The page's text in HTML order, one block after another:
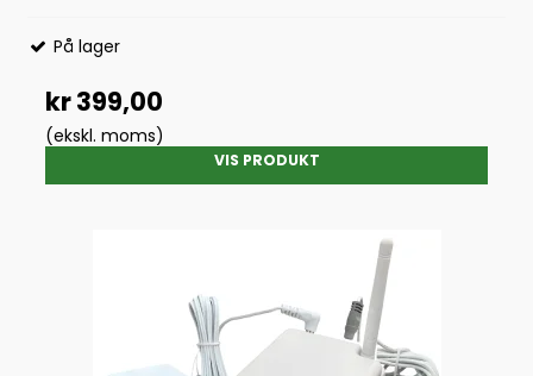
På lager
kr 399,00
(ekskl. moms)
VIS PRODUKT